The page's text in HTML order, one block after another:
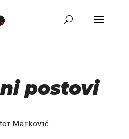
postovi
Marković